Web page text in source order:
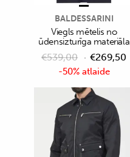
-50% atlaide
BALDESSARINI
Viegls mētelis no
ūdensizturīga materiāla
€539,00 €269,50